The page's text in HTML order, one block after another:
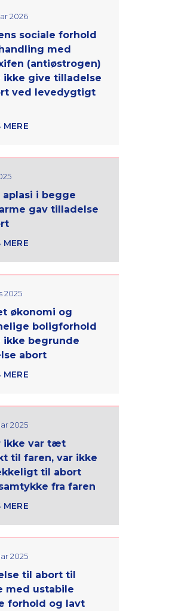
2026
sociale forhold
med
(antiøstrogen)
ikke give tilladelse
ved levedygtigt
aplasi i begge
gav tilladelse
2025
økonomi og
boligforhold
ikke begrunde
abort
2025
ikke var tæt
til faren, var ikke
til abort
fra faren
2025
til abort til
med ustabile
forhold og lavt